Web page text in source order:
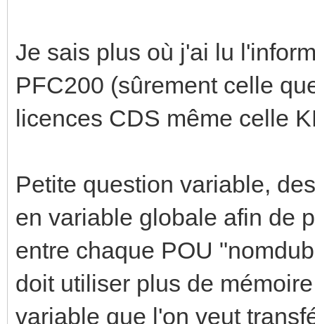
Je sais plus où j'ai lu
PFC200 (sûrement celle
licences CDS même celle
Petite question variable,
en variable globale afin de
entre chaque POU
doit utiliser plus de
variable que l'on veut